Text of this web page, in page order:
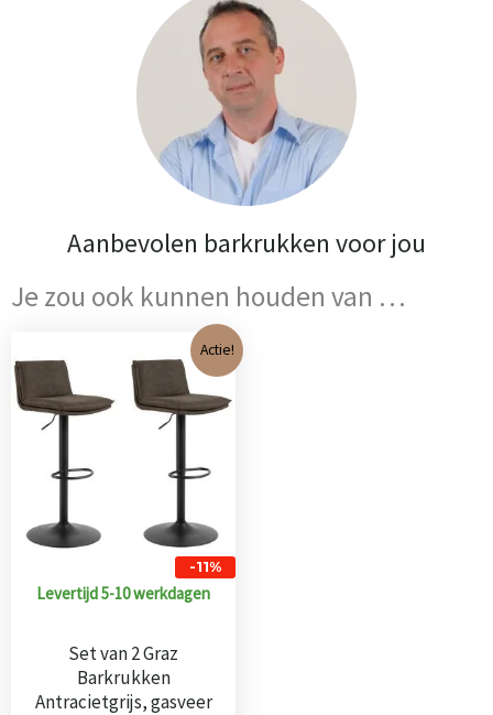
Aanbevolen barkrukken voor jou
Je zou ook kunnen houden van …
Actie!
-11%
Levertijd 5-10 werkdagen
Set van 2 Graz
Barkrukken
Antracietgrijs, gasveer
Oorspronkelijke
prijs
was:
€ 278,00.
Huidige
prijs
is:
€ 248,00.